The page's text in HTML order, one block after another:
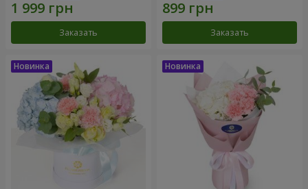
Заказать Заказать